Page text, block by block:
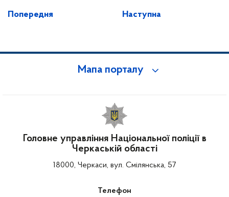
Попередня Наступна
Мапа порталу
Головне управління Національної поліції в
Черкаській області
18000, Черкаси, вул. Смілянська, 57
Телефон